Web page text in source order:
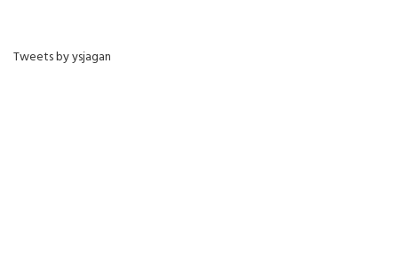
Tweets by ysjagan